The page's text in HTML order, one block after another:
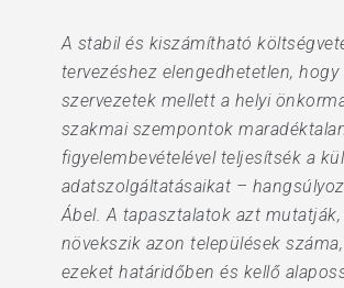
A stabil és kiszámítható
tervezéshez elengedhetetlen, hogy
szervezetek mellett a helyi
szakmai szempontok
figyelembevételével teljesítsék a
adatszolgáltatásaikat –
Ábel. A tapasztalatok azt
növekszik azon települések
ezeket határidőben és kellő